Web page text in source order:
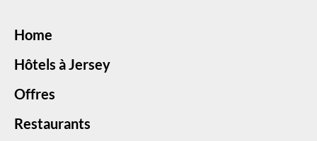
Home
Hôtels à Jersey
Offres
Restaurants